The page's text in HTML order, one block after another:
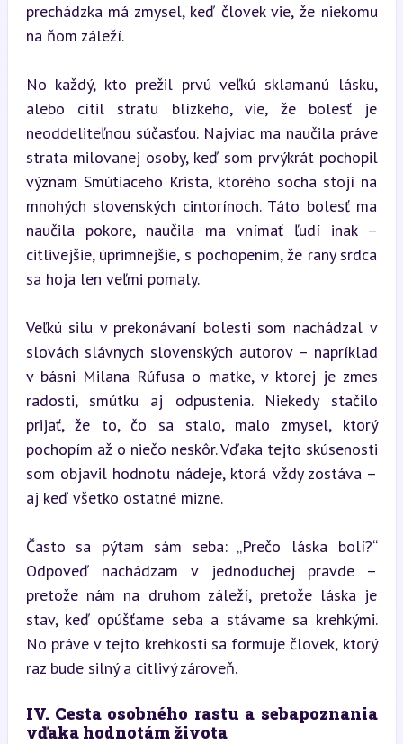
prechádzka má zmysel, keď človek vie, že niekomu
na ňom záleží.
No každý, kto prežil prvú veľkú sklamanú lásku,
alebo cítil stratu blízkeho, vie, že bolesť je
neoddeliteľnou súčasťou. Najviac ma naučila práve
strata milovanej osoby, keď som prvýkrát pochopil
význam Smútiaceho Krista, ktorého socha stojí na
mnohých slovenských cintorínoch. Táto bolesť ma
naučila pokore, naučila ma vnímať ľudí inak –
citlivejšie, úprimnejšie, s pochopením, že rany srdca
sa hoja len veľmi pomaly.
Veľkú silu v prekonávaní bolesti som nachádzal v
slovách slávnych slovenských autorov – napríklad
v básni Milana Rúfusa o matke, v ktorej je zmes
radosti, smútku aj odpustenia. Niekedy stačilo
prijať, že to, čo sa stalo, malo zmysel, ktorý
pochopím až o niečo neskôr. Vďaka tejto skúsenosti
som objavil hodnotu nádeje, ktorá vždy zostáva –
aj keď všetko ostatné mizne.
Často sa pýtam sám seba: „Prečo láska bolí?“
Odpoveď nachádzam v jednoduchej pravde –
pretože nám na druhom záleží, pretože láska je
stav, keď opúšťame seba a stávame sa krehkými.
No práve v tejto krehkosti sa formuje človek, ktorý
raz bude silný a citlivý zároveň.
IV. Cesta osobného rastu a sebapoznania
vďaka hodnotám života